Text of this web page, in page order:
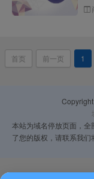
首页 前一页 1
本站为域名停放页面，
了您的版权，请联系我们